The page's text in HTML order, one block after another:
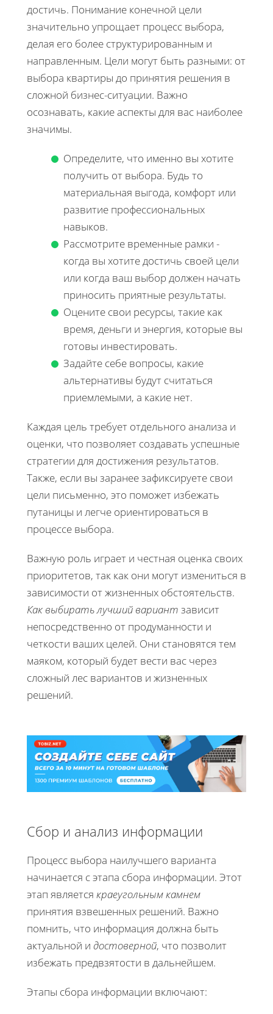
достичь. Понимание конечной цели
значительно упрощает процесс выбора,
делая его более структурированным и
направленным. Цели могут быть разными: от
выбора квартиры до принятия решения в
сложной бизнес-ситуации. Важно
осознавать, какие аспекты для вас наиболее
значимы.
Определите, что именно вы хотите
получить от выбора. Будь то
материальная выгода, комфорт или
развитие профессиональных
навыков.
Рассмотрите временные рамки -
когда вы хотите достичь своей цели
или когда ваш выбор должен начать
приносить приятные результаты.
Оцените свои ресурсы, такие как
время, деньги и энергия, которые вы
готовы инвестировать.
Задайте себе вопросы, какие
альтернативы будут считаться
приемлемыми, а какие нет.
Каждая цель требует отдельного анализа и
оценки, что позволяет создавать успешные
стратегии для достижения результатов.
Также, если вы заранее зафиксируете свои
цели письменно, это поможет избежать
путаницы и легче ориентироваться в
процессе выбора.
Важную роль играет и честная оценка своих
приоритетов, так как они могут измениться в
зависимости от жизненных обстоятельств.
Как выбирать лучший вариант зависит
непосредственно от продуманности и
четкости ваших целей. Они становятся тем
маяком, который будет вести вас через
сложный лес вариантов и жизненных
решений.
Сбор и анализ информации
Процесс выбора наилучшего варианта
начинается с этапа сбора информации. Этот
этап является краеугольным камнем
принятия взвешенных решений. Важно
помнить, что информация должна быть
актуальной и достоверной, что позволит
избежать предвзятости в дальнейшем.
Этапы сбора информации включают: